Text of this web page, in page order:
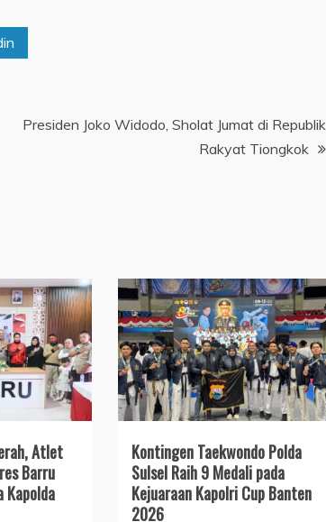
Presiden Joko Widodo, Sholat Jumat di Republik
Rakyat Tiongkok
Atlet
Barru
Kapolda
Kontingen Taekwondo Polda
Sulsel Raih 9 Medali pada
Kejuaraan Kapolri Cup Banten
2026